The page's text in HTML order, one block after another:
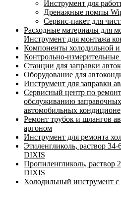
Инструмент для
Дренажные помпы
Сервис-пакет для
Расходные материалы для
Инструмент для монтажа
Компоненты холодильной и
Контрольно-
Станции для заправки
Оборудование для
Инструмент для заправки
Сервисный центр по
обслуживанию
автомобильных
Ремонт трубок и шлангов
аргоном
Инструмент для ремонта
Этиленгликоль, раствор
DIXIS
Пропиленгликоль, раствор
DIXIS
Холодильный инструмент с